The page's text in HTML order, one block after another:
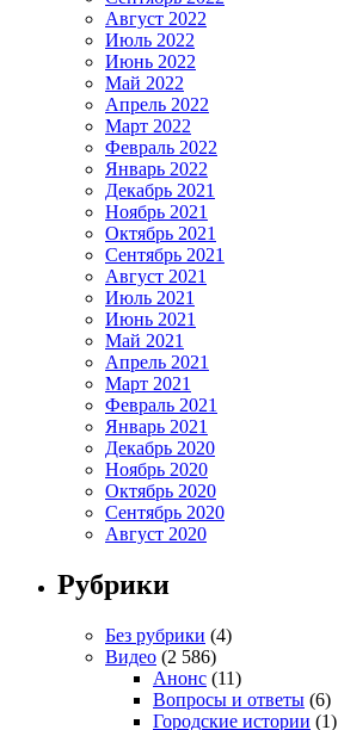
Август 2022
Июль 2022
Июнь 2022
Май 2022
Апрель 2022
Март 2022
Февраль 2022
Январь 2022
Декабрь 2021
Ноябрь 2021
Октябрь 2021
Сентябрь 2021
Август 2021
Июль 2021
Июнь 2021
Май 2021
Апрель 2021
Март 2021
Февраль 2021
Январь 2021
Декабрь 2020
Ноябрь 2020
Октябрь 2020
Сентябрь 2020
Август 2020
Рубрики
Без рубрики (4)
Видео (2 586)
Анонс (11)
Вопросы и ответы (6)
Городские истории (1)